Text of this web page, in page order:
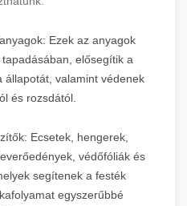
Ezek az anyagok
elősegítik a
állapotát, valamint védenek
és rozsdától.
Ecsetek, hengerek,
védőfóliák és
segítenek a festék
egyszerűbbé